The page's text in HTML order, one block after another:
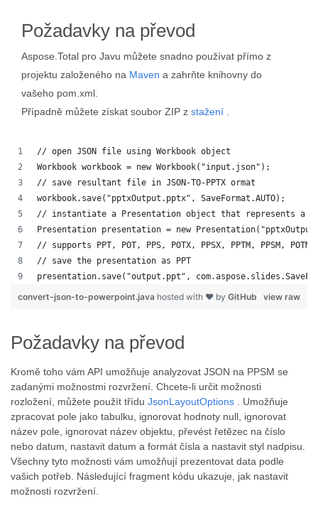
Požadavky na převod
Aspose.Total pro Javu můžete snadno používat přímo z
projektu založeného na Maven a zahrňte knihovny do
vašeho pom.xml.
Případně můžete získat soubor ZIP z stažení
// open JSON file using Workbook object
Workbook workbook = new Workbook("input.json");
// save resultant file in JSON-TO-PPTX ormat
workbook.save("pptxOutput.pptx", SaveFormat.AUTO);
// instantiate a Presentation object that represents a
Presentation presentation = new
// supports PPT, POT, PPS, POTX, PPSX, PPTM, PPSM,
// save the presentation as PPT
presentation.save("output.ppt",
view raw
convert-json-to-powerpoint.java hosted with ❤ by GitHub
Požadavky na převod
Kromě toho vám API umožňuje analyzovat JSON na PPSM se
zadanými možnostmi rozvržení. Chcete-li určit možnosti
rozložení, můžete použít třídu JsonLayoutOptions . Umožňuje
zpracovat pole jako tabulku, ignorovat hodnoty null, ignorovat
název pole, ignorovat název objektu, převést řetězec na číslo
nebo datum, nastavit datum a formát čísla a nastavit styl nadpisu.
Všechny tyto možnosti vám umožňují prezentovat data podle
vašich potřeb. Následující fragment kódu ukazuje, jak nastavit
možnosti rozvržení.